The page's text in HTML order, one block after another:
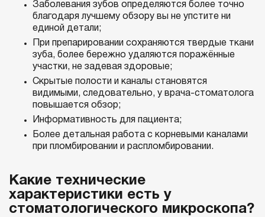
Заболевания зубов определяются более точно
благодаря лучшему обзору вы не упстите ни
единой детали;
При препарировании сохраняются твердые ткани
зуба, более бережно удаляются поражённые
участки, не задевая здоровые;
Скрытые полости и каналы становятся
видимыми, следовательно, у врача-стоматолога
повышается обзор;
Информативность для пациента;
Более детальная работа с корневыми каналами
при пломбировании и распломбировании.
Какие технические
характеристики есть у
стоматологического микроскопа?